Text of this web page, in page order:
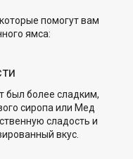
помогут вам
ямса:
был более сладким,
сиропа или Мед
сладость и
вкус.